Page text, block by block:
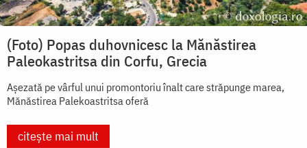
(Foto) Popas duhovnicesc la Mănăstirea
Paleokastritsa din Corfu, Grecia
Așezată pe vârful unui promontoriu înalt care străpunge marea,
Mănăstirea Palekoastritsa oferă
citește mai mult